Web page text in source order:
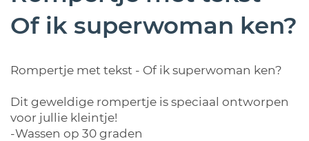
Of ik superwoman ken?
Rompertje met tekst - Of ik superwoman ken?
Dit geweldige rompertje is speciaal ontworpen
voor jullie kleintje!
-Wassen op 30 graden